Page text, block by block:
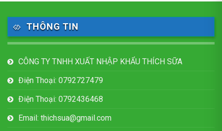
THÔNG TIN
CÔNG TY TNHH XUẤT NHẬP KHẨU THÍCH SỮA
Điện Thoại: 0792727479
Điện Thoại: 0792436468
Email: thichsua@gmail.com